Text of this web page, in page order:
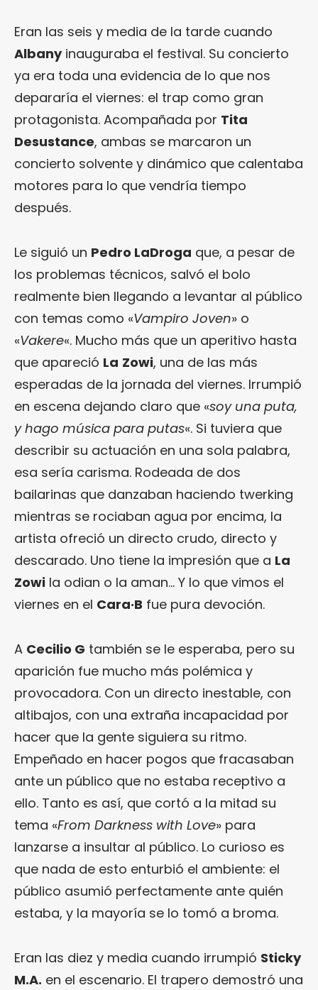
Eran las seis y media de la tarde cuando
Albanyinauguraba el festival. Su concierto
ya era toda una evidencia de lo que nos
depararía el viernes: el trap como gran
protagonista. Acompañada por Tita
Desustance, ambas se marcaron un
concierto solvente y dinámico que calentaba
motores para lo que vendría tiempo
después.
Le siguió un Pedro LaDroga que, a pesar de
los problemas técnicos, salvó el bolo
realmente bien llegando a levantar al público
con temas como «Vampiro Joven» o
«Vakere«. Mucho más que un aperitivo hasta
que apareció La Zowi, una de las más
esperadas de la jornada del viernes. Irrumpió
en escena dejando claro que «soy una puta,
y hago música para putas«. Si tuviera que
describir su actuación en una sola palabra,
esa sería carisma. Rodeada de dos
bailarinas que danzaban haciendo twerking
mientras se rociaban agua por encima, la
artista ofreció un directo crudo, directo y
descarado. Uno tiene la impresión que a La
Zowi la odian o la aman… Y lo que vimos el
viernes en el Cara·B fue pura devoción.
A Cecilio G también se le esperaba, pero su
aparición fue mucho más polémica y
provocadora. Con un directo inestable, con
altibajos, con una extraña incapacidad por
hacer que la gente siguiera su ritmo.
Empeñado en hacer pogos que fracasaban
ante un público que no estaba receptivo a
ello. Tanto es así, que cortó a la mitad su
tema «From Darkness with Love» para
lanzarse a insultar al público. Lo curioso es
que nada de esto enturbió el ambiente: el
público asumió perfectamente ante quién
estaba, y la mayoría se lo tomó a broma.
Eran las diez y media cuando irrumpió Sticky
M.A. en el escenario. El trapero demostró una